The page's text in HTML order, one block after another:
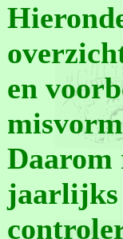
en
Daarom
jaarlijks